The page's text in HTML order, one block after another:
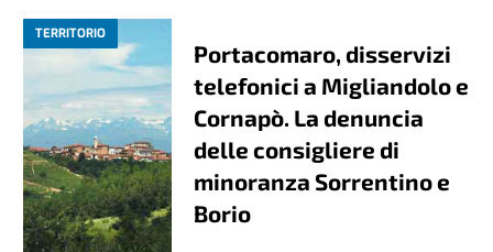
TERRITORIO
Portacomaro, disservizi
telefonici a Migliandolo e
Cornapò. La denuncia
delle consigliere di
minoranza Sorrentino e
Borio